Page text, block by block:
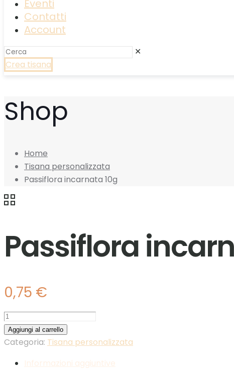
Eventi
Contatti
Account
✕
Crea tisana
Shop
Home
Tisana personalizzata
Passiflora incarnata 10g
Passiflora
0,75 €
Passiflora
incarnata
10g
Aggiungi al carrello
Categoria: Tisana personalizzata
Informazioni aggiuntive